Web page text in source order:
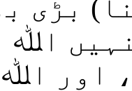
بڑی
اﷲ
اور اﷲ